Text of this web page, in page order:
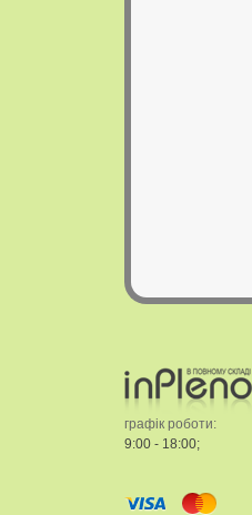
графік роботи:
9:00 - 18:00;